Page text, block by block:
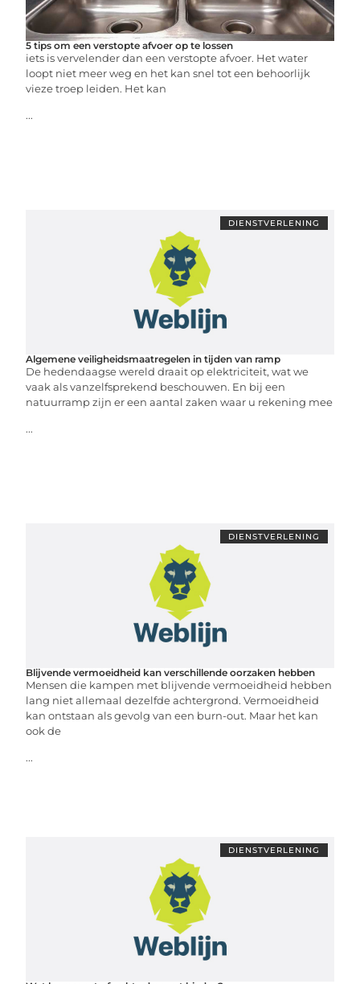
5 tips om een verstopte afvoer op te lossen
iets is vervelender dan een verstopte afvoer. Het water
loopt niet meer weg en het kan snel tot een behoorlijk
vieze troep leiden. Het kan
...
DIENSTVERLENING
Algemene veiligheidsmaatregelen in tijden van ramp
De hedendaagse wereld draait op elektriciteit, wat we
vaak als vanzelfsprekend beschouwen. En bij een
natuurramp zijn er een aantal zaken waar u rekening mee
...
DIENSTVERLENING
Blijvende vermoeidheid kan verschillende oorzaken hebben
Mensen die kampen met blijvende vermoeidheid hebben
lang niet allemaal dezelfde achtergrond. Vermoeidheid
kan ontstaan als gevolg van een burn-out. Maar het kan
ook de
...
DIENSTVERLENING